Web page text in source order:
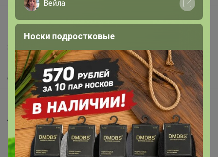
support@24-ok.ru
Написать в поддержку
Защита покупателя
Помощь
О нас
Все предложения
Анонсы
Новости
Поддержка альпак
Вейла
Носки подростковые